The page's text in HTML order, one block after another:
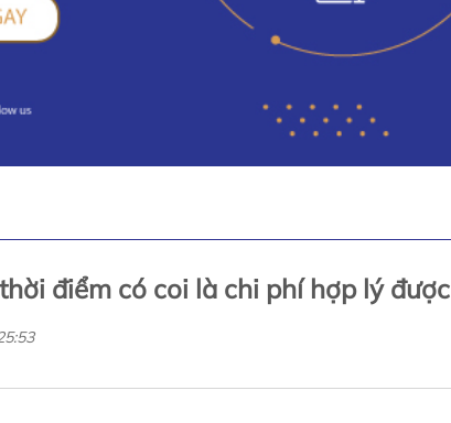
điểm có coi là chi phí hợp lý